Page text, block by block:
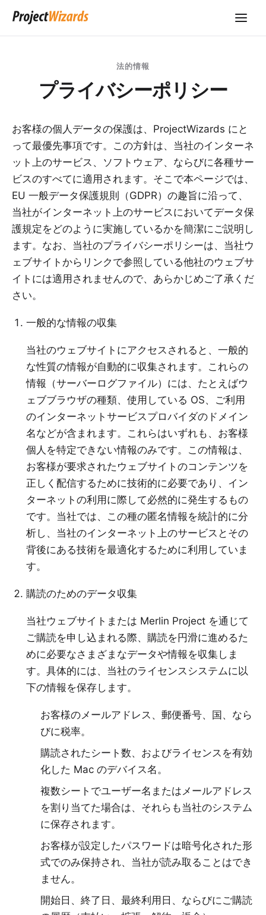
法的情報
プライバシーポリシー
お客様の個人データの保護は、ProjectWizards にと
って最優先事項です。この方針は、当社のインターネ
ット上のサービス、ソフトウェア、ならびに各種サー
ビスのすべてに適用されます。そこで本ページでは、
EU 一般データ保護規則（GDPR）の趣旨に沿って、
当社がインターネット上のサービスにおいてデータ保
護規定をどのように実施しているかを簡潔にご説明し
ます。なお、当社のプライバシーポリシーは、当社ウ
ェブサイトからリンクで参照している他社のウェブサ
イトには適用されませんので、あらかじめご了承くだ
さい。
一般的な情報の収集
当社のウェブサイトにアクセスされると、一般的
な性質の情報が自動的に収集されます。これらの
情報（サーバーログファイル）には、たとえばウ
ェブブラウザの種類、使用している OS、ご利用
のインターネットサービスプロバイダのドメイン
名などが含まれます。これらはいずれも、お客様
個人を特定できない情報のみです。この情報は、
お客様が要求されたウェブサイトのコンテンツを
正しく配信するために技術的に必要であり、イン
ターネットの利用に際して必然的に発生するもの
です。当社では、この種の匿名情報を統計的に分
析し、当社のインターネット上のサービスとその
背後にある技術を最適化するために利用していま
す。
購読のためのデータ収集
当社ウェブサイトまたは Merlin Project を通じて
ご購読を申し込まれる際、購読を円滑に進めるた
めに必要なさまざまなデータや情報を収集しま
す。具体的には、当社のライセンスシステムに以
下の情報を保存します。
お客様のメールアドレス、郵便番号、国、なら
びに税率。
購読されたシート数、およびライセンスを有効
化した Mac のデバイス名。
複数シートでユーザー名またはメールアドレス
を割り当てた場合は、それらも当社のシステム
に保存されます。
お客様が設定したパスワードは暗号化された形
式でのみ保持され、当社が読み取ることはでき
ません。
開始日、終了日、最終利用日、ならびにご購読